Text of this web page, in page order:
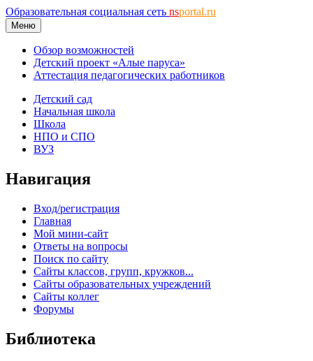
Образовательная социальная сеть nsportal.ru
Меню
Обзор возможностей
Детский проект «Алые паруса»
Аттестация педагогических работников
Детский сад
Начальная школа
Школа
НПО и СПО
ВУЗ
Навигация
Вход/регистрация
Главная
Мой мини-сайт
Ответы на вопросы
Поиск по сайту
Сайты классов, групп, кружков...
Сайты образовательных учреждений
Сайты коллег
Форумы
Библиотека